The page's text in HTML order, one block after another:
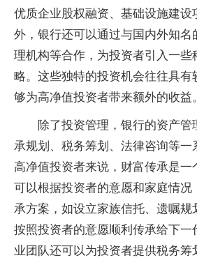
优质企业股权融资、基础设施建设
外，银行还可以通过与国内外知名
理机构等合作，为投资者引入一些
略。这些独特的投资机会往往具有
够为高净值投资者带来额外的收益。
除了投资管理，银行的资产
承规划、税务筹划、法律咨询等一
高净值投资者来说，财富传承是一
可以根据投资者的意愿和家庭情况
承方案，如设立家族信托、遗嘱规
按照投资者的意愿顺利传承给下一
业团队还可以为投资者提供税务筹